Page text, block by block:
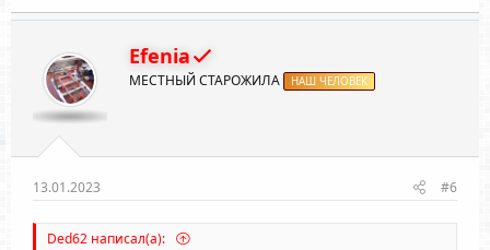
Efenia
МЕСТНЫЙ СТАРОЖИЛА НАШ ЧЕЛОВЕК
13.01.2023 #6
Ded62 написал(а):